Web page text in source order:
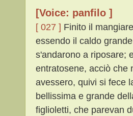
[Voice: panfilo ]
[ 027 ] Finito il
essendo il caldo
s'andarono a riposare;
entratosene, acciò che
avessero, quivi si fece
bellissima e grande
figlioletti, che parevan